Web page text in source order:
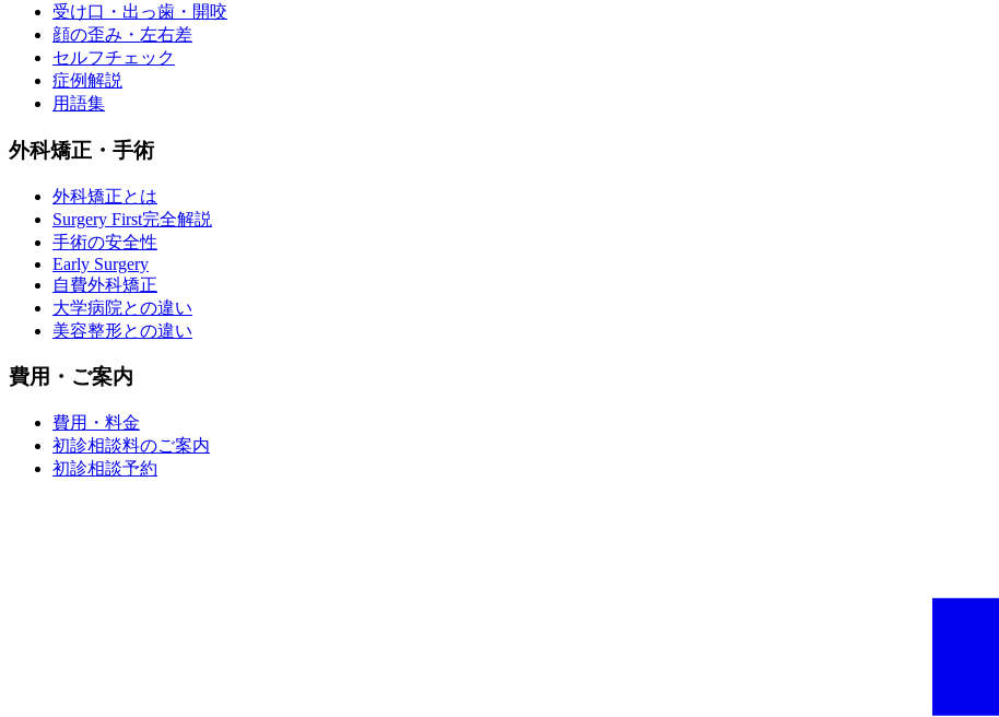
受け口・出っ歯・開咬
顔の歪み・左右差
セルフチェック
症例解説
用語集
外科矯正・手術
外科矯正とは
Surgery First完全解説
手術の安全性
Early Surgery
自費外科矯正
大学病院との違い
美容整形との違い
費用・ご案内
費用・料金
初診相談料のご案内
初診相談予約